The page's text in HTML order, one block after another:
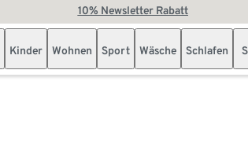
10% Newsletter Rabatt
Kinder Wohnen Sport Wäsche Schlafen